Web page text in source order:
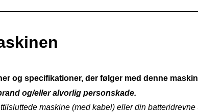
og specifikationer, der følger med denne
og/eller alvorlig personskade.
maskine (med kabel) eller din